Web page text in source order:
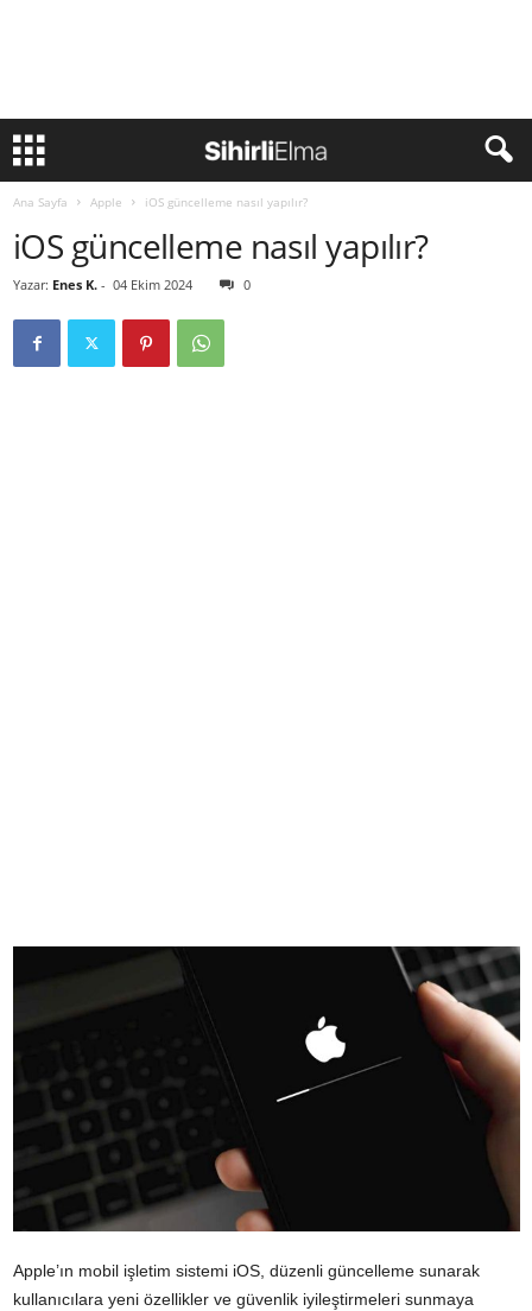
Ana Sayfa Apple iOS güncelleme nasıl yapılır?
iOS güncelleme nasıl yapılır?
Yazar: Enes K. - 04 Ekim 2024 0
Apple’ın mobil işletim sistemi iOS, düzenli güncelleme sunarak
kullanıcılara yeni özellikler ve güvenlik iyileştirmeleri sunmaya